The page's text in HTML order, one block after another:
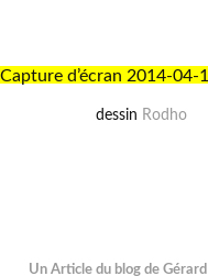
dessin Rodho
Un Article du blog de